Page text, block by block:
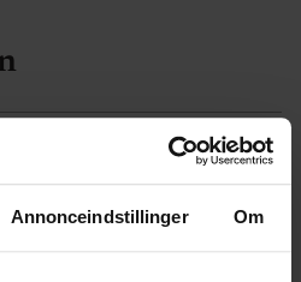
Annonceindstillinger Om
43 cm abwärts und
Bewegung